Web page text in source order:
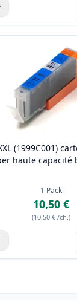
pour ajuster
(1999C001)
haute capacité
1 Pack
10,50 €
(10,50 € /ch.)
pour ajuster